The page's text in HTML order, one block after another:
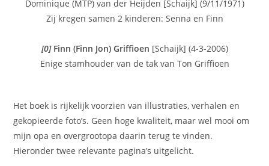
Dominique (MTP) van der Heijden [Schaijk] (9/11/1971)
Zij kregen samen 2 kinderen: Senna en Finn
[0] Finn (Finn Jon) Griffioen [Schaijk] (4-3-2006)
Enige stamhouder van de tak van Ton Griffioen
Het boek is rijkelijk voorzien van illustraties, verhalen en
gekopieerde foto’s. Geen hoge kwaliteit, maar wel mooi om
mijn opa en overgrootopa daarin terug te vinden.
Hieronder twee relevante pagina’s uitgelicht.